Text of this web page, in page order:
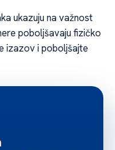
ukazuju na važnost
poboljšavaju fizičko
izazov i poboljšajte